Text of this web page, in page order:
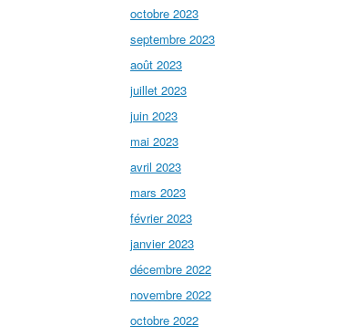
octobre 2023
septembre 2023
août 2023
juillet 2023
juin 2023
mai 2023
avril 2023
mars 2023
février 2023
janvier 2023
décembre 2022
novembre 2022
octobre 2022